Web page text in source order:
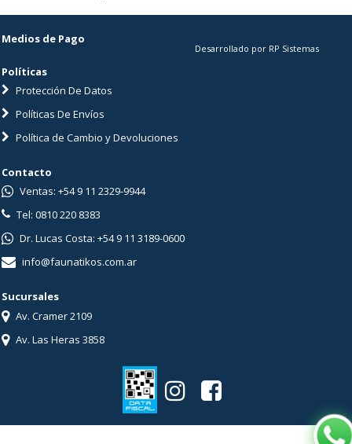
Medios de Pago
Políticas
Protección De Datos
Políticas De Envíos
Política de Cambio y Devoluciones
Desarrollado por RP Sistemas
Contacto
Ventas: +54 9 11 2329-9944
Tel: 0810 220 8383
Dr. Lucas Costa: +54 9 11 3189-0600
info@faunatikos.com.ar
Sucursales
Av. Cramer 2109
Av. Las Heras 3858